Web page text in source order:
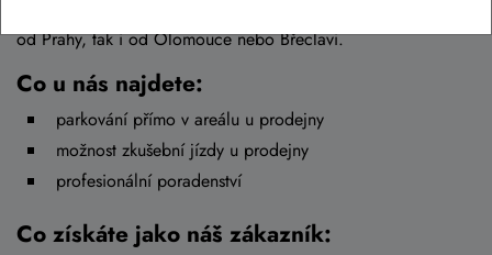
od Prahy, tak i od Olomouce nebo Břeclavi.
Co u nás najdete:
parkování přímo v areálu u prodejny
možnost zkušební jízdy u prodejny
profesionální poradenství
Co získáte jako náš zákazník: